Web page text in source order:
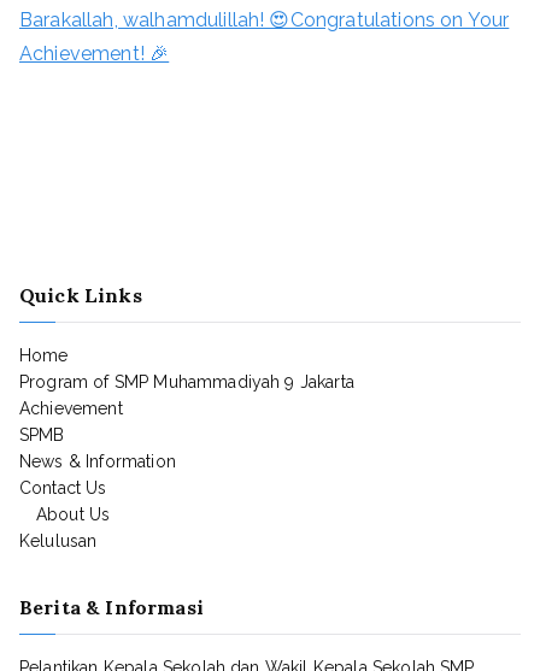
Barakallah, walhamdulillah! 😍Congratulations on Your
Achievement! 🎉
Quick Links
Home
Program of SMP Muhammadiyah 9 Jakarta
Achievement
SPMB
News & Information
Contact Us
About Us
Kelulusan
Berita & Informasi